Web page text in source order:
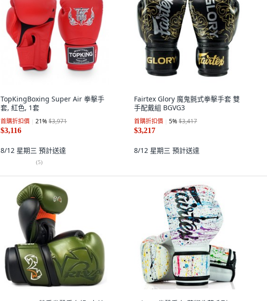
TopKingBoxing Super Air 拳擊手
套, 紅色, 1套
首購折扣價 21%$3,971
$3,116
8/12 星期三 預計送達
(5)
Fairtex Glory 魔鬼氈式拳擊手套 雙
手配戴組 BGVG3
首購折扣價 5%$3,417
$3,217
8/12 星期三 預計送達